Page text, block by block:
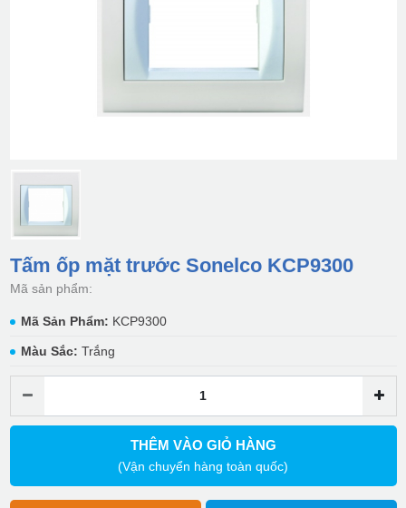
Tấm ốp mặt trước Sonelco KCP9300
Mã sản phẩm:
Mã Sản Phẩm: KCP9300
Màu Sắc: Trắng
THÊM VÀO GIỎ HÀNG
(Vận chuyển hàng toàn quốc)